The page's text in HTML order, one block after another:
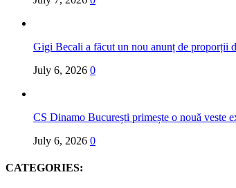
Gigi Becali a făcut un nou anunț de proporții
July 6, 2026 0
CS Dinamo București primește o nouă veste
July 6, 2026 0
CATEGORIES: